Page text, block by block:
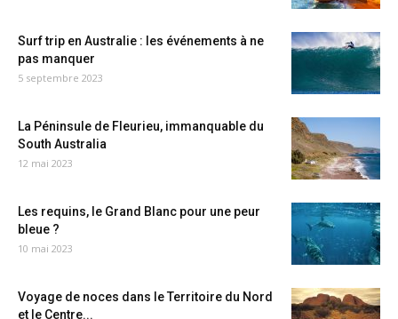
Surf trip en Australie : les événements à ne
pas manquer
5 septembre 2023
La Péninsule de Fleurieu, immanquable du
South Australia
12 mai 2023
Les requins, le Grand Blanc pour une peur
bleue ?
10 mai 2023
Voyage de noces dans le Territoire du Nord
et le Centre...